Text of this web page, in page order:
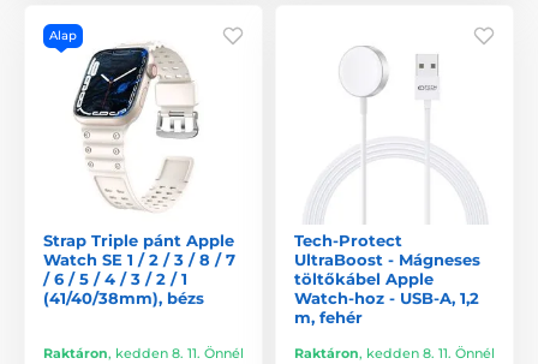
Alap
Strap Triple pánt Apple
Watch SE 1 / 2 / 3 / 8 / 7
/ 6 / 5 / 4 / 3 / 2 / 1
(41/40/38mm), bézs
Raktáron, kedden 8. 11. Önnél
Tech-Protect
UltraBoost - Mágneses
töltőkábel Apple
Watch-hoz - USB-A, 1,2
m, fehér
Raktáron, kedden 8. 11. Önnél